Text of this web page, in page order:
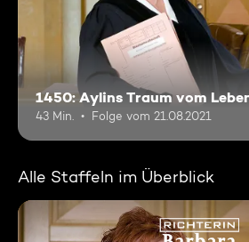
1450: Aylins Traum vom
43 Min. Folge vom 21.08.2021
Alle Staffeln im Überblick